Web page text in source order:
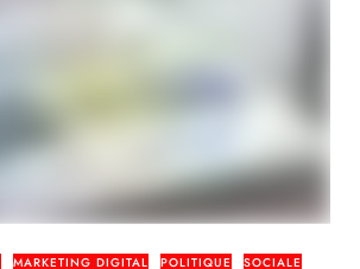
MARKETING DIGITAL POLITIQUE SOCIALE